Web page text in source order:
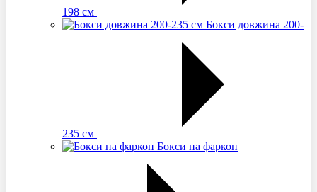
198 см
Бокси довжина 200-
235 см
Бокси на фаркоп